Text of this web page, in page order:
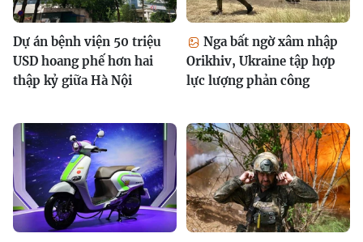
Dự án bệnh viện 50 triệu
USD hoang phế hơn hai
thập kỷ giữa Hà Nội
Nga bất ngờ xâm nhập
Orikhiv, Ukraine tập hợp
lực lượng phản công